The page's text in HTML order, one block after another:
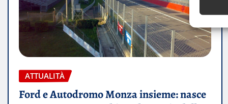
ATTUALITÀ
Ford e Autodromo Monza insieme: nasce